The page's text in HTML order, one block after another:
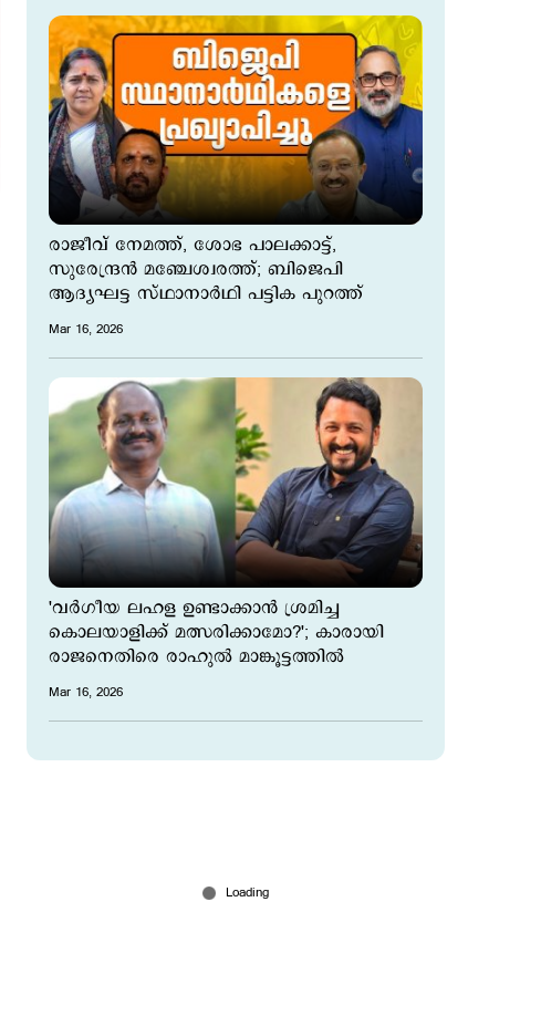
രാജീവ് നേമത്ത്, ശോഭ പാലക്കാട്ട്,
സുരേന്ദ്രന്‍ മഞ്ചേശ്വരത്ത്; ബിജെപി
ആദ്യഘട്ട സ്ഥാനാർഥി പട്ടിക പുറത്ത്‌
Mar 16, 2026
'വർഗീയ ലഹള ഉണ്ടാക്കാൻ ശ്രമിച്ച
കൊലയാളിക്ക് മത്സരിക്കാമോ?'; കാരായി
രാജനെതിരെ രാഹുൽ മാങ്കൂട്ടത്തിൽ
Mar 16, 2026